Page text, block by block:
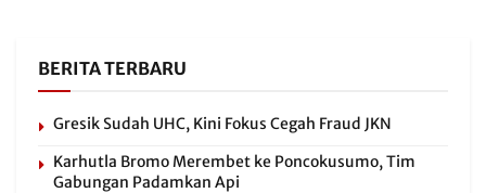
BERITA TERBARU
Gresik Sudah UHC, Kini Fokus Cegah Fraud JKN
Karhutla Bromo Merembet ke Poncokusumo, Tim
Gabungan Padamkan Api